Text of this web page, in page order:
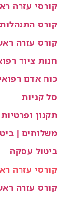
קורסי עזרה
קורס
קורס עזרה
חנות ציוד
כוח אדם
סל קניות
תקנון ופרטיות
משלוחים |
ביטול עסקה
קורסי עזרה
קורס עזרה